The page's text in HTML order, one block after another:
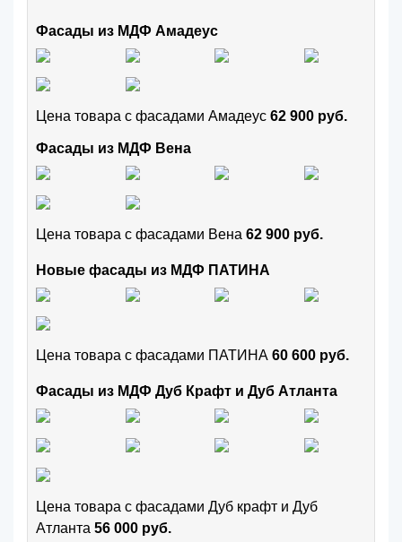
Фасады из МДФ Амадеус
Цена товара с фасадами Амадеус 62 900 руб.
Фасады из МДФ Вена
Цена товара с фасадами Вена 62 900 руб.
Новые фасады из МДФ ПАТИНА
Цена товара с фасадами ПАТИНА 60 600 руб.
Фасады из МДФ Дуб Крафт и Дуб Атланта
Цена товара с фасадами Дуб крафт и Дуб
Атланта 56 000 руб.